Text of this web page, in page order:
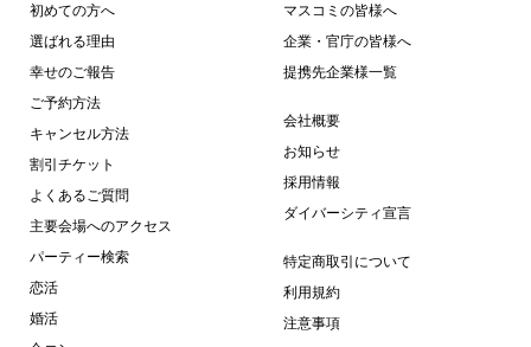
初めての方へ
選ばれる理由
幸せのご報告
ご予約方法
キャンセル方法
割引チケット
よくあるご質問
主要会場へのアクセス
パーティー検索
恋活
婚活
マスコミの皆様へ
企業・官庁の皆様へ
提携先企業様一覧
会社概要
お知らせ
採用情報
ダイバーシティ宣言
特定商取引について
利用規約
注意事項